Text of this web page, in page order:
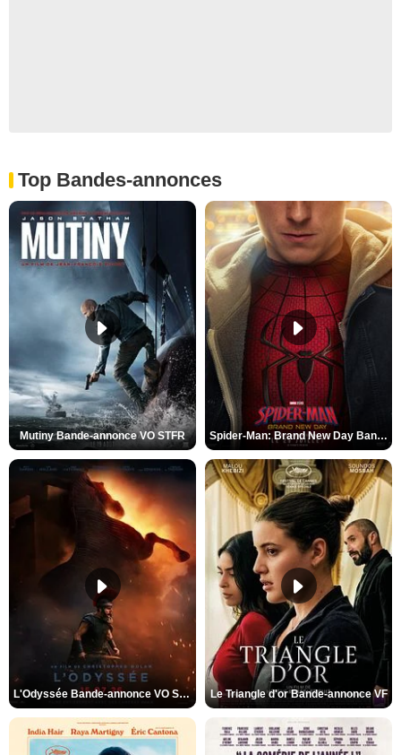
Top Bandes-annonces
Mutiny Bande-annonce VO STFR Spider-Man: Brand New Day Bande-annonce VO STFR
L'Odyssée Bande-annonce VO STFR Le Triangle d'or Bande-annonce VF